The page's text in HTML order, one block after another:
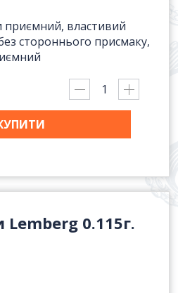
приємний, властивий
стороннього присмаку,
Lemberg 0.115г.